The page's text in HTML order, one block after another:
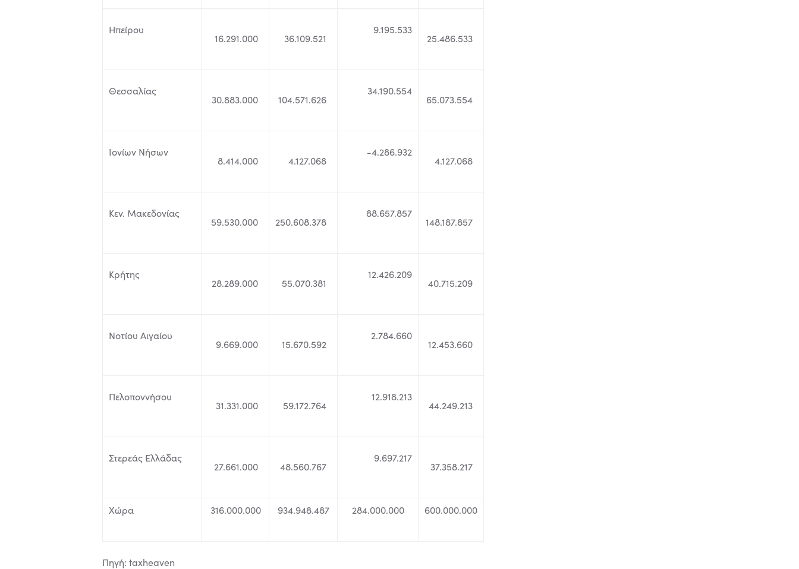
Ηπείρου
16.291.000 36.109.521
9.195.533
25.486.533
Θεσσαλίας
30.883.000 104.571.626
34.190.554
65.073.554
Ιονίων Νήσων
8.414.000 4.127.068
-4.286.932
4.127.068
Κεν. Μακεδονίας
59.530.000 250.608.378
88.657.857
148.187.857
Κρήτης
28.289.000 55.070.381
12.426.209
40.715.209
Νοτίου Αιγαίου
9.669.000 15.670.592
2.784.660
12.453.660
Πελοποννήσου
31.331.000 59.172.764
12.918.213
44.249.213
Στερεάς Ελλάδας
27.661.000 48.560.767
9.697.217
37.358.217
Χώρα 316.000.000 934.948.487 284.000.000 600.000.000
Πηγή: taxheaven